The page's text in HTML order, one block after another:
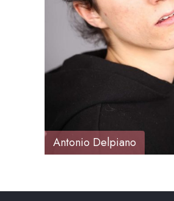
Antonio Delpiano